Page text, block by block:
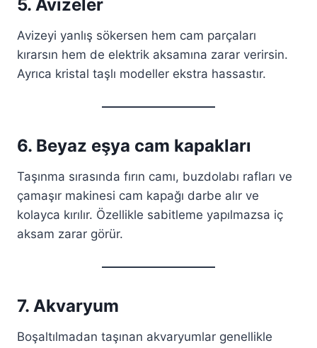
5. Avizeler
Avizeyi yanlış sökersen hem cam parçaları
kırarsın hem de elektrik aksamına zarar verirsin.
Ayrıca kristal taşlı modeller ekstra hassastır.
6. Beyaz eşya cam kapakları
Taşınma sırasında fırın camı, buzdolabı rafları ve
çamaşır makinesi cam kapağı darbe alır ve
kolayca kırılır. Özellikle sabitleme yapılmazsa iç
aksam zarar görür.
7. Akvaryum
Boşaltılmadan taşınan akvaryumlar genellikle